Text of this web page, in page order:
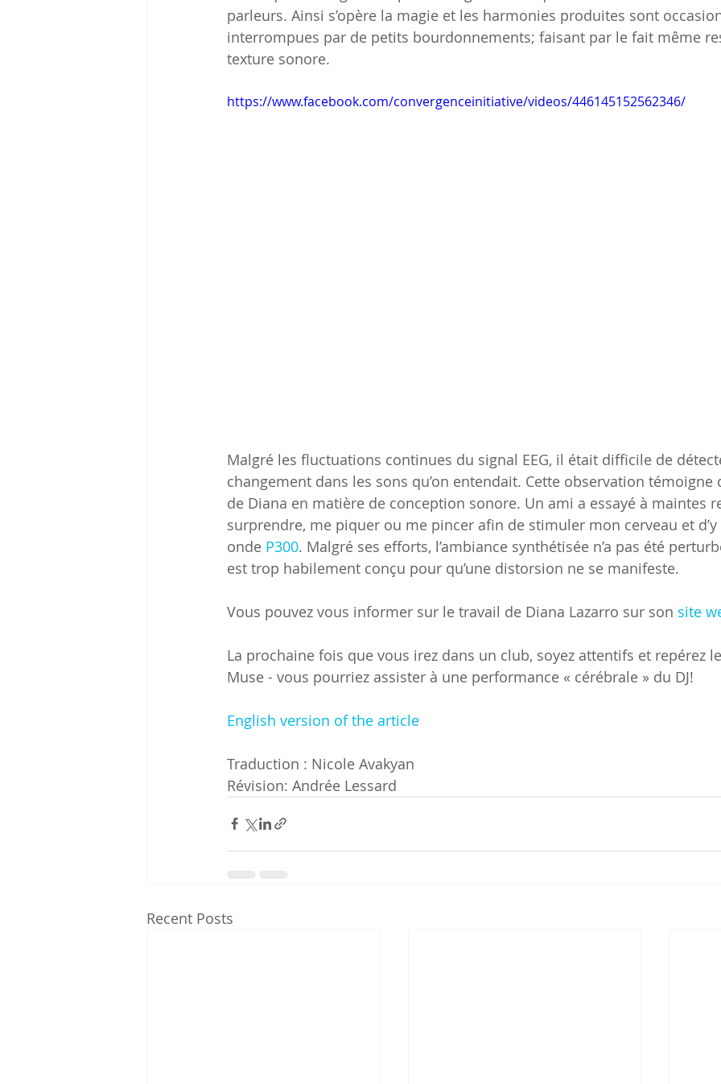
parleurs. Ainsi s’opère la magie et les harmonies produites sont
interrompues par de petits bourdonnements; faisant par le fait même
texture sonore.
https://www.facebook.com/convergenceinitiative/videos/446145152562346/
Malgré les fluctuations continues du signal EEG, il était difficile de
changement dans les sons qu’on entendait. Cette observation témoigne
de Diana en matière de conception sonore. Un ami a essayé à maintes
surprendre, me piquer ou me pincer afin de stimuler mon cerveau et
onde P300. Malgré ses efforts, l’ambiance synthétisée n’a pas été
est trop habilement conçu pour qu’une distorsion ne se manifeste.
Vous pouvez vous informer sur le travail de Diana Lazarro sur son site
La prochaine fois que vous irez dans un club, soyez attentifs et repérez
Muse - vous pourriez assister à une performance « cérébrale » du DJ!
English version of the article
Traduction : Nicole Avakyan
Révision: Andrée Lessard
Recent Posts